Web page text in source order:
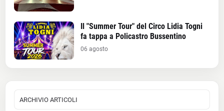
Il "Summer Tour" del Circo Lidia Togni
fa tappa a Policastro Bussentino
06 agosto